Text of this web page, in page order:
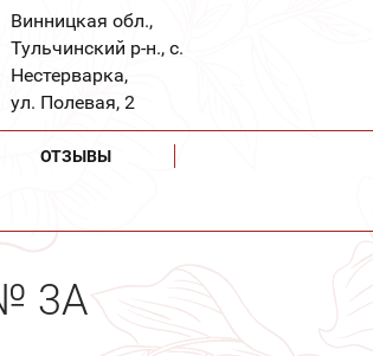
Винницкая обл.,
Тульчинский р-н., с.
Нестерварка,
ул. Полевая, 2
ОТЗЫВЫ
3А